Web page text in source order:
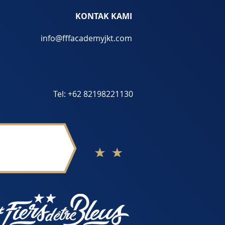
KONTAK​ KAMI
info@fffacademyjkt.com
Tel: +62 82198221130